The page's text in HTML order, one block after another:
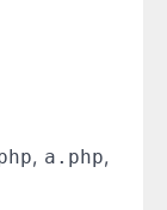
, a.php,